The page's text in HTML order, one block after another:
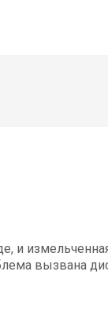
и
вызвана